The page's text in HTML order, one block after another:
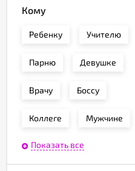
Кому
Ребенку Учителю
Парню Девушке
Врачу Боссу
Коллеге Мужчине
Показать все